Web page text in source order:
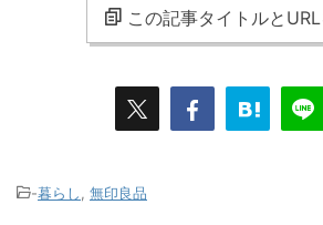
この記事タイトルと
-暮らし 無印良品